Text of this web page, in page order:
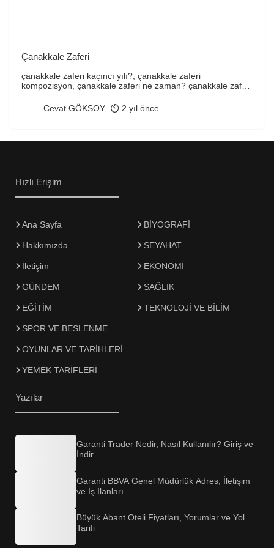
Çanakkale Zaferi
çanakkale zaferi kaçıncı yılı?, çanakkale zaferi
kompozisyon, çanakkale zaferi ne zaman? çanakkale zaferi
Çanakkale Zaferi, Türk milletinin tarihinde altın harflerle
yazılan, kahramanlık dolu bir destandır. 18 Mart 1915’te
dönüm noktalarından biridir. […]
Cevat GÖKSOY 2 yıl önce
Hızlı Erişim
Ana Sayfa
Hakkımızda
İletişim
GÜNDEM
EĞİTİM
BİYOGRAFİ
SEYAHAT
EKONOMİ
SAĞLIK
TEKNOLOJİ VE BİLİM
SPOR VE BESLENME
OYUNLAR VE TARİHLERİ
YEMEK TARİFLERİ
Yazılar
Garanti Trader Nedir, Nasıl Kullanılır? Giriş ve
İndir
Garanti BBVA Genel Müdürlük Adres, İletişim
ve İş İlanları
Büyük Abant Oteli Fiyatları, Yorumlar ve Yol
Tarifi